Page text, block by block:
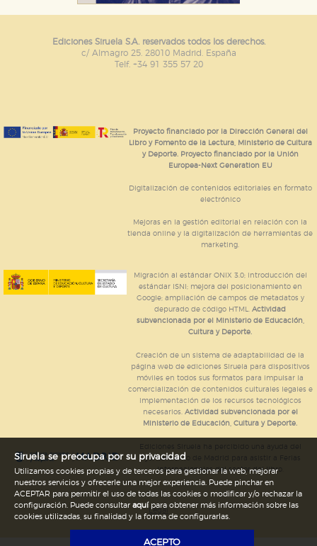
Ediciones Siruela S.A. reservados todos los derechos.
c/ Almagro 25. 28010 Madrid. España
Telf. +34 91 355 57 20
Proyecto financiado por la Dirección General del
Libro y Fomento de la Lectura, Ministerio de Cultura
y Deporte. Proyecto financiado por la Unión
Europea-Next Generation EU
Digitalización de contenidos editoriales en formato
electrónico
Mejoras en la gestión editorial en relación con la
tienda online y la digitalización de herramientas de
marketing.
Migración al estándar ONIX 3.0; introducción del
estándar ISNI; mejora del posicionamiento en
Google; ampliación de campos de metadatos y
depurado de código HTML.Actividad
subvencionada por el Ministerio de Educación,
Cultura y Deporte.
Creación de un sistema de adaptabilidad de la
página web de ediciones Siruela para dispositivos
móviles en todos sus formatos para impulsar la
comercialización de contenidos culturales legales e
implementación de los recursos tecnológicos
necesarios. Actividad subvencionada por el
Ministerio de Educación, Cultura y Deporte.
Ayuntamiento de Madrid para asistir a Ferias
Internacionales del sector del libro.
Legal
Siruela se preocupa por su privacidad
Utilizamos cookies propias y de terceros para gestionar la web, mejorar
nuestros servicios y ofrecerle una mejor experiencia. Puede pinchar en
ACEPTAR para permitir el uso de todas las cookies o modificar y/o rechazar la
configuración. Puede consultar aquípara obtener más información sobre las
cookies utilizadas, su finalidad y la forma de configurarlas.
ACEPTO